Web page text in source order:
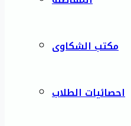
مكتب الشكاوى
احصائيات الطلاب